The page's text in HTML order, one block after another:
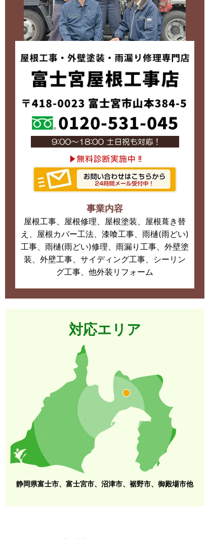
事業内容
屋根工事、屋根修理、屋根塗装、屋根葺き替
え、屋根カバー工法、漆喰工事、雨樋(雨どい)
工事、雨樋(雨どい)修理、雨漏り工事、外壁塗
装、外壁工事、サイディング工事、シーリン
グ工事、他外装リフォーム
対応エリア
静岡県富士市、富士宮市、沼津市、裾野市、御殿場市他